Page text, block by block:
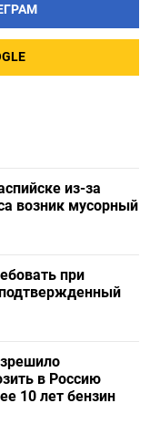
из-за
возник мусорный
при
в Россию
10 лет бензин